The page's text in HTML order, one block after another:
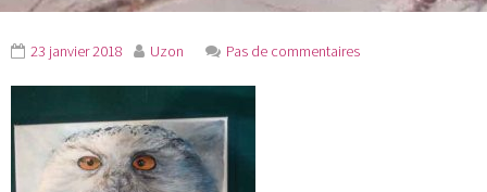
23 janvier 2018 Uzon Pas de commentaires